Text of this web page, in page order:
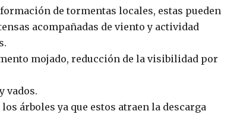
de tormentas locales, estas pueden
acompañadas de viento y actividad
mojado, reducción de la visibilidad por
vados.
árboles ya que estos atraen la descarga